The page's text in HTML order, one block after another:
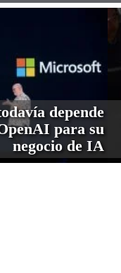
depende
para su
negocio de IA